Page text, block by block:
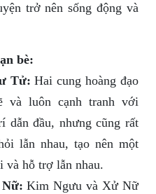
trở nên sống động và
bè:
Tử: Hai cung hoàng đạo
và luôn cạnh tranh với
dẫn đầu, nhưng cũng rất
lẫn nhau, tạo nên một
và hỗ trợ lẫn nhau.
Kim Ngưu và Xử Nữ